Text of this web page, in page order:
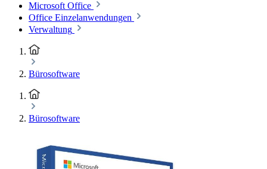
Microsoft Office
Office Einzelanwendungen
Verwaltung
Bürosoftware
Bürosoftware